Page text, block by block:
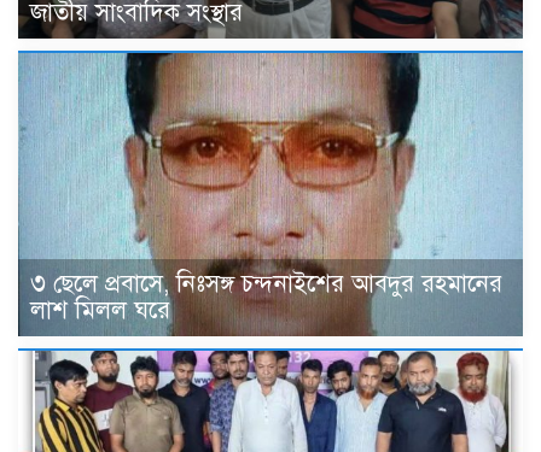
জাতীয় সাংবাদিক সংস্থার
৩ ছেলে প্রবাসে, নিঃসঙ্গ চন্দনাইশের আবদুর রহমানের
লাশ মিলল ঘরে